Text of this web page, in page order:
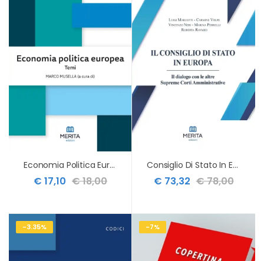
Economia Politica Europea Temi
€ 17,10 € 18,00
Consiglio Di Stato In Europa
€ 73,32 € 78,00
-3.35% -7%